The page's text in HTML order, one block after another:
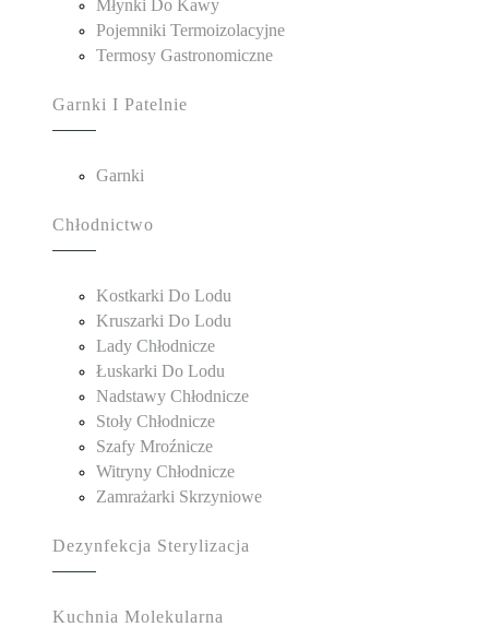
Młynki Do Kawy
Pojemniki Termoizolacyjne
Termosy Gastronomiczne
Garnki I Patelnie
Garnki
Chłodnictwo
Kostkarki Do Lodu
Kruszarki Do Lodu
Lady Chłodnicze
Łuskarki Do Lodu
Nadstawy Chłodnicze
Stoły Chłodnicze
Szafy Mroźnicze
Witryny Chłodnicze
Zamrażarki Skrzyniowe
Dezynfekcja Sterylizacja
Kuchnia Molekularna